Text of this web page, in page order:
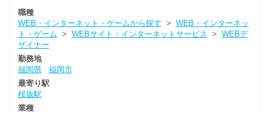
職種
WEB・インターネット・ゲームから探す > WEB・インターネッ
ト・ゲーム > WEBサイト・インターネットサービス > WEBデ
ザイナー
勤務地
福岡県
福岡市
最寄り駅
桜坂駅
業種